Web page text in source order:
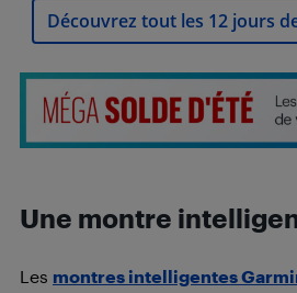
Découvrez tout les 12 jours
Une montre
Les montres intelligentes